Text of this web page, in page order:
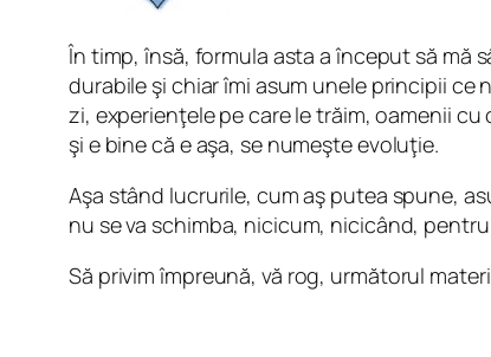
În timp, însă, formula asta a început să mă
durabile şi chiar îmi asum unele principii ce
zi, experienţele pe care le trăim, oamenii
şi e bine că e aşa, se numeşte evoluţie.
Aşa stând lucrurile, cum aş putea spune,
nu se va schimba, nicicum, nicicând,
Să privim împreună, vă rog, următorul